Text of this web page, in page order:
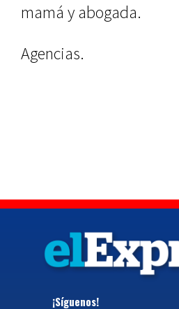
mamá y abogada.
Agencias.
¡Síguenos!